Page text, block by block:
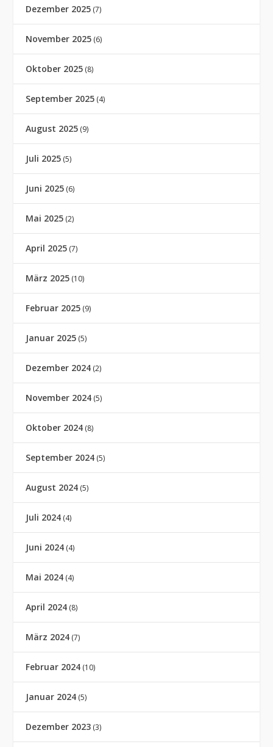
Dezember 2025 (7)
November 2025 (6)
Oktober 2025 (8)
September 2025 (4)
August 2025 (9)
Juli 2025 (5)
Juni 2025 (6)
Mai 2025 (2)
April 2025 (7)
März 2025 (10)
Februar 2025 (9)
Januar 2025 (5)
Dezember 2024 (2)
November 2024 (5)
Oktober 2024 (8)
September 2024 (5)
August 2024 (5)
Juli 2024 (4)
Juni 2024 (4)
Mai 2024 (4)
April 2024 (8)
März 2024 (7)
Februar 2024 (10)
Januar 2024 (5)
Dezember 2023 (3)